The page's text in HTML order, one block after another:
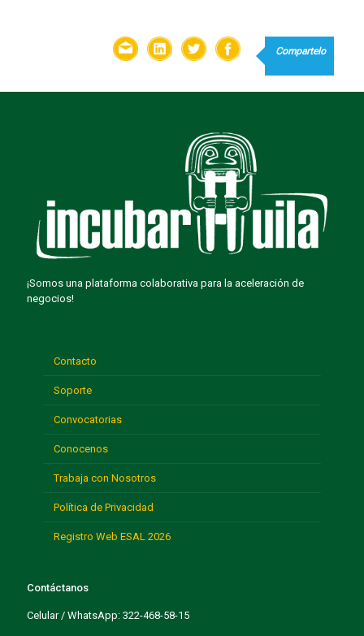
Compartelo
¡Somos una plataforma colaborativa para la aceleración de
negocios!
Contacto
Soporte
Convocatorias
Conocenos
Trabaja con Nosotros
Política de Privacidad
Registro Web ESAL 2026
Contáctanos
Celular / WhatsApp: 322-468-58-15